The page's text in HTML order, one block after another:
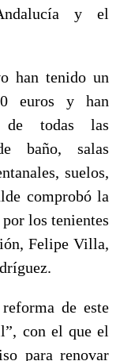
y el
han tenido un
euros y han
de todas las
baño, salas
suelos,
comprobó la
los tenientes
Felipe Villa,
de este
con el que el
para renovar